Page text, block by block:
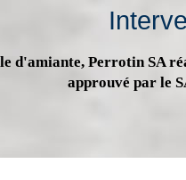
d'amiante, Perrotin SA
approuvé par le